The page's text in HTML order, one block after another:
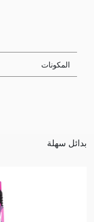
المكونات
بدائل سهلة